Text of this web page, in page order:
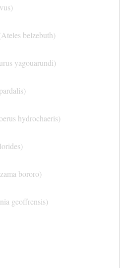
belzebuth)
yagouarundi)
hydrochaeris)
bororo)
geoffrensis)